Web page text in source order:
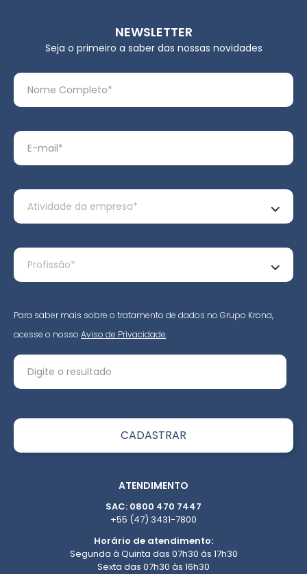
NEWSLETTER
Seja o primeiro a saber das nossas novidades
Para saber mais sobre o tratamento de dados no Grupo Krona,
acesse o nosso Aviso de Privacidade.
ATENDIMENTO
SAC: 0800 470 7447
+55 (47) 3431-7800
Horário de atendimento:
Segunda à Quinta das 07h30 às 17h30
Sexta das 07h30 às 16h30